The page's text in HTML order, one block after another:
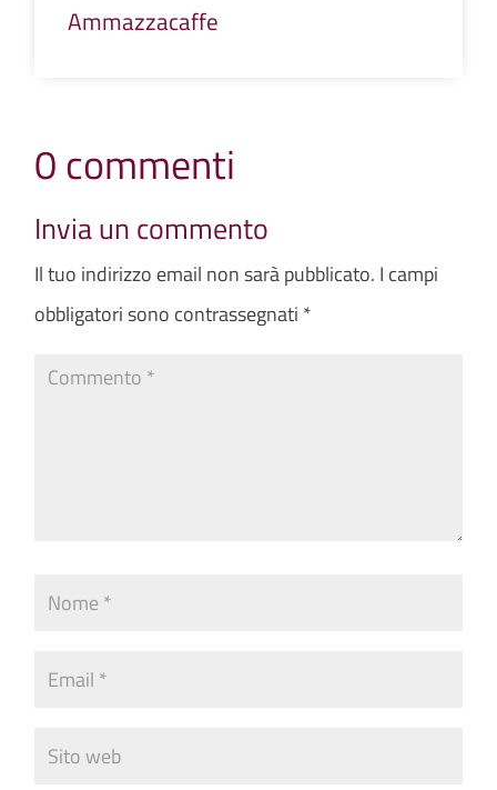
Ammazzacaffe
0 commenti
Invia un commento
Il tuo indirizzo email non sarà pubblicato. I campi
obbligatori sono contrassegnati *